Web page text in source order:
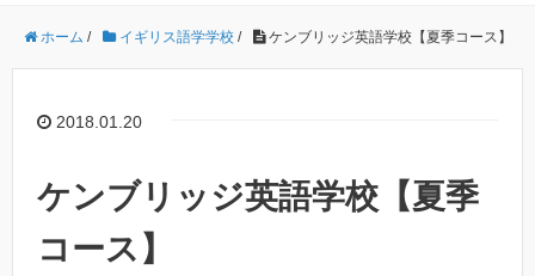
ホーム / イギリス語学学校 / ケンブリッジ英語学校【夏季コース】
2018.01.20
ケンブリッジ英語学校【夏季
コース】